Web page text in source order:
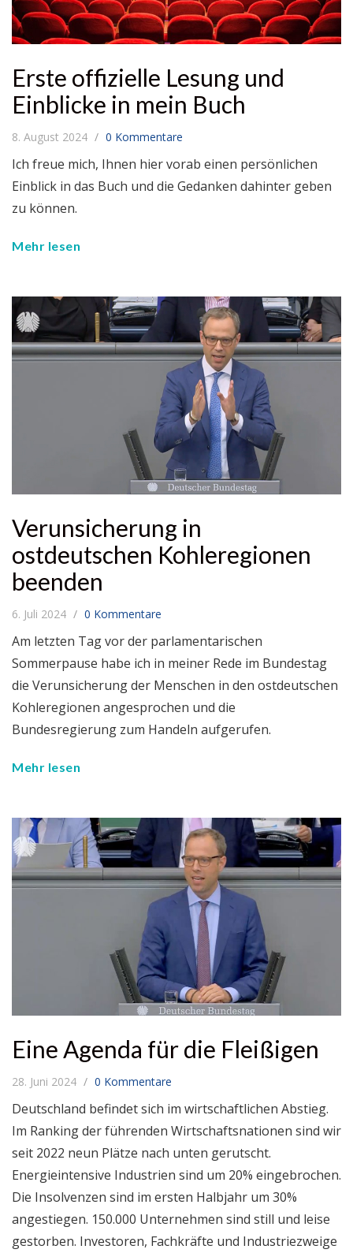
Erste offizielle Lesung und
Einblicke in mein Buch
8. August 2024 0 Kommentare
Ich freue mich, Ihnen hier vorab einen persönlichen
Einblick in das Buch und die Gedanken dahinter geben
zu können.
Mehr lesen
Verunsicherung in
ostdeutschen Kohleregionen
beenden
6. Juli 2024 0 Kommentare
Am letzten Tag vor der parlamentarischen
Sommerpause habe ich in meiner Rede im Bundestag
die Verunsicherung der Menschen in den ostdeutschen
Kohleregionen angesprochen und die
Bundesregierung zum Handeln aufgerufen.
Mehr lesen
Eine Agenda für die Fleißigen
28. Juni 2024 0 Kommentare
Deutschland befindet sich im wirtschaftlichen Abstieg.
Im Ranking der führenden Wirtschaftsnationen sind wir
seit 2022 neun Plätze nach unten gerutscht.
Energieintensive Industrien sind um 20% eingebrochen.
Die Insolvenzen sind im ersten Halbjahr um 30%
angestiegen. 150.000 Unternehmen sind still und leise
gestorben. Investoren, Fachkräfte und Industriezweige